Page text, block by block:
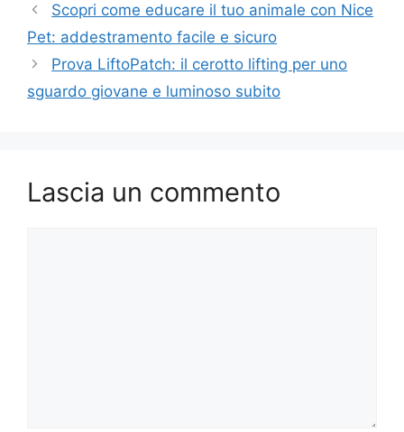
Scopri come educare il tuo animale con Nice
Pet: addestramento facile e sicuro
Prova LiftoPatch: il cerotto lifting per uno
sguardo giovane e luminoso subito
Lascia un commento